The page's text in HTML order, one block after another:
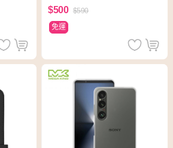
$500 $590
免運